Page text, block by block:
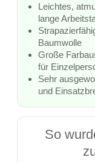
Leichtes,
lange
Baumwolle
Große
für
Sehr
und
So